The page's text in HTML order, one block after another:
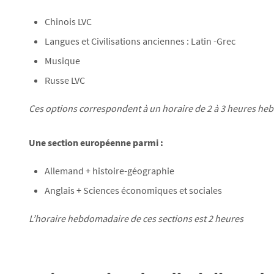
Chinois LVC
Langues et Civilisations anciennes : Latin -Grec
Musique
Russe LVC
Ces options correspondent à un horaire de 2 à 3 heures
Une section européenne parmi :
Allemand + histoire-géographie
Anglais + Sciences économiques et sociales
L’horaire hebdomadaire de ces sections est 2 heures